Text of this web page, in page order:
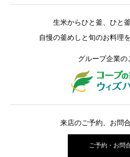
生米からひと釜、ひと
自慢の釜めしと旬のお料理
グループ企業の
来店のご予約、お問
ご予約・お問